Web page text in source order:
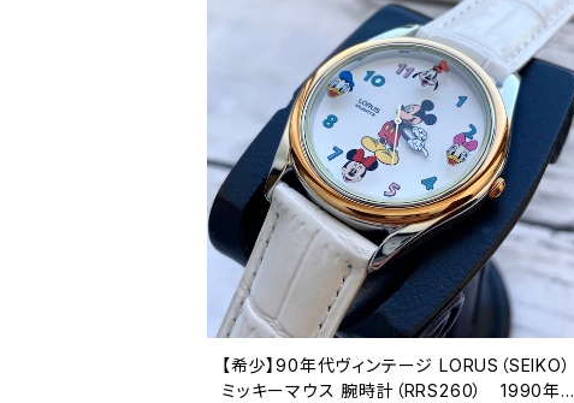
【希少】90年代ヴィンテージ LORUS（SEIKO）
ミッキーマウス 腕時計（RRS260） 1990年代